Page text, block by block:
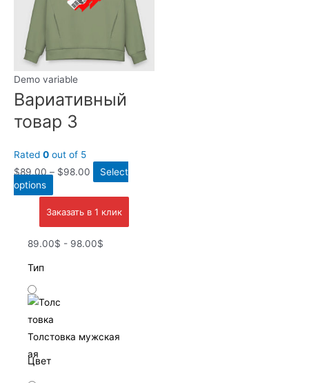
Demo variable
Вариативный
товар 3
Rated 0 out of 5
$89.00– $98.00
Select
options
Заказать в 1 клик
89.00$ - 98.00$
Тип
Толстовка мужская
Цвет